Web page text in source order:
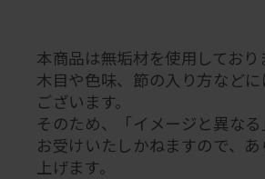
本商品は無垢材を使用しており
木目や色味、節の入り方など
ございます。
そのため、「イメージと異な
お受けいたしかねますので、
上げます。